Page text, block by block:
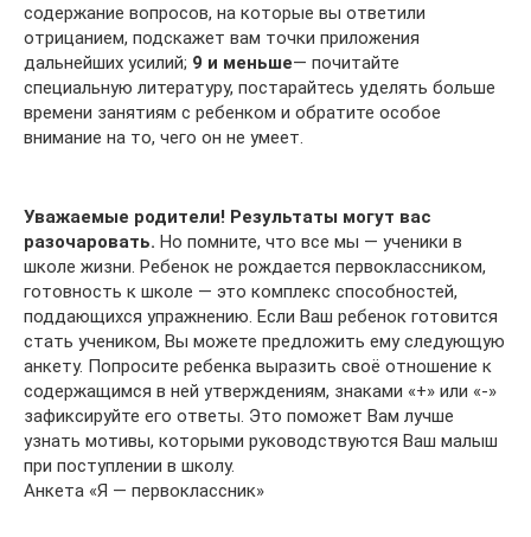
содержание вопросов, на которые вы ответили
отрицанием, подскажет вам точки приложения
дальнейших усилий; 9 и меньше— почитайте
специальную литературу, постарайтесь уделять больше
времени занятиям с ребенком и обратите особое
внимание на то, чего он не умеет.
Уважаемые родители! Результаты могут вас
разочаровать. Но помните, что все мы — ученики в
школе жизни. Ребенок не рождается первоклассником,
готовность к школе — это комплекс способностей,
поддающихся упражнению. Если Ваш ребенок готовится
стать учеником, Вы можете предложить ему следующую
анкету. Попросите ребенка выразить своё отношение к
содержащимся в ней утверждениям, знаками «+» или «-»
зафиксируйте его ответы. Это поможет Вам лучше
узнать мотивы, которыми руководствуются Ваш малыш
при поступлении в школу.
Анкета «Я — первоклассник»